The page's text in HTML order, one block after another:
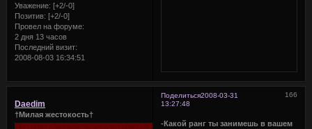
Уважение: [+2/-0]
Позитив: [+2/-0]
Провел на форуме:
2 дня 13 часов
Последний визит:
2008-08-03 16:34:51
Поделиться 166
2008-03-31
13:27:48
Daedim
†Милая жестокость†
-Какой ранг ты занимешь в вашем